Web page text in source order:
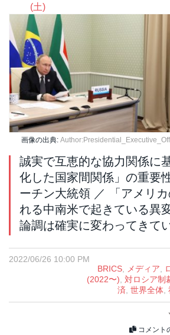
(土)
画像の出典:
誠実で互恵的な協力関係に
化した国家間関係」の重要
ーチン大統領 ／ 「アメリ
れる中南米で起きている異
論調は確実に変わってきて
2022/06/26 10:00 PM
BRICS, メディア,
(2022〜), 対ロシア制
済, 世界全体,
コメント